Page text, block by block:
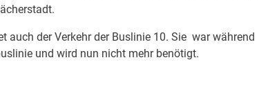
auch der Verkehr der Buslinie 10. Sie war während
und wird nun nicht mehr benötigt.